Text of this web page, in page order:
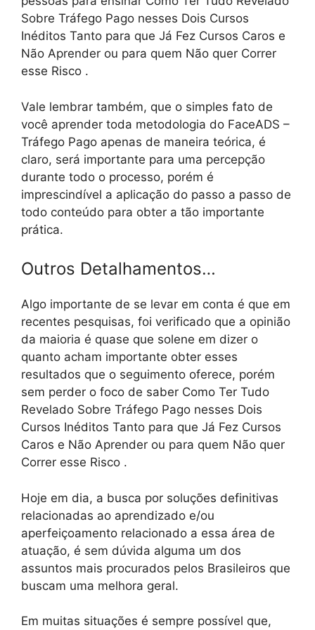
Sobre Tráfego Pago nesses Dois Cursos
Inéditos Tanto para que Já Fez Cursos Caros e
Não Aprender ou para quem Não quer Correr
esse Risco .
Vale lembrar também, que o simples fato de
você aprender toda metodologia do FaceADS –
Tráfego Pago apenas de maneira teórica, é
claro, será importante para uma percepção
durante todo o processo, porém é
imprescindível a aplicação do passo a passo de
todo conteúdo para obter a tão importante
prática.
Outros Detalhamentos…
Algo importante de se levar em conta é que em
recentes pesquisas, foi verificado que a opinião
da maioria é quase que solene em dizer o
quanto acham importante obter esses
resultados que o seguimento oferece, porém
sem perder o foco de saber Como Ter Tudo
Revelado Sobre Tráfego Pago nesses Dois
Cursos Inéditos Tanto para que Já Fez Cursos
Caros e Não Aprender ou para quem Não quer
Correr esse Risco .
Hoje em dia, a busca por soluções definitivas
relacionadas ao aprendizado e/ou
aperfeiçoamento relacionado a essa área de
atuação, é sem dúvida alguma um dos
assuntos mais procurados pelos Brasileiros que
buscam uma melhora geral.
Em muitas situações é sempre possível que,